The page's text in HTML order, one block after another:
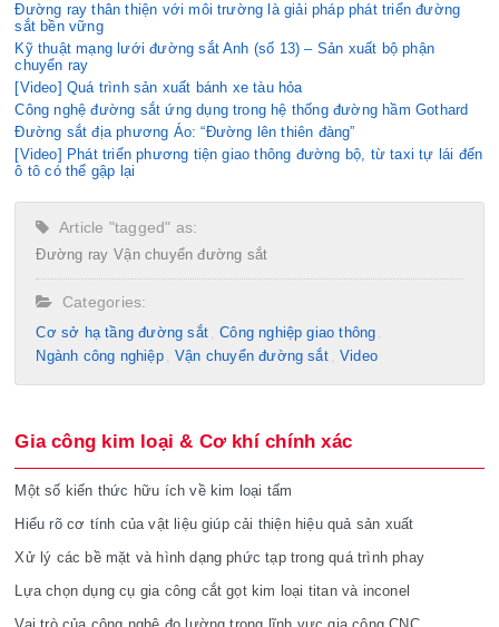
Đường ray thân thiện với môi trường là giải pháp phát triển đường
sắt bền vững
Kỹ thuật mạng lưới đường sắt Anh (số 13) – Sản xuất bộ phận
chuyển ray
[Video] Quá trình sản xuất bánh xe tàu hỏa
Công nghệ đường sắt ứng dụng trong hệ thống đường hầm Gothard
Đường sắt địa phương Áo: “Đường lên thiên đàng”
[Video] Phát triển phương tiện giao thông đường bộ, từ taxi tự lái đến
ô tô có thể gập lại
Article "tagged" as:
Đường ray Vận chuyển đường sắt
Categories:
Cơ sở hạ tầng đường sắt
Công nghiệp giao thông
Ngành công nghiệp
Vận chuyển đường sắt Video
Gia công kim loại & Cơ khí chính xác
Một số kiến thức hữu ích về kim loại tấm
Hiểu rõ cơ tính của vật liệu giúp cải thiện hiệu quả sản xuất
Xử lý các bề mặt và hình dạng phức tạp trong quá trình phay
Lựa chọn dụng cụ gia công cắt gọt kim loại titan và inconel